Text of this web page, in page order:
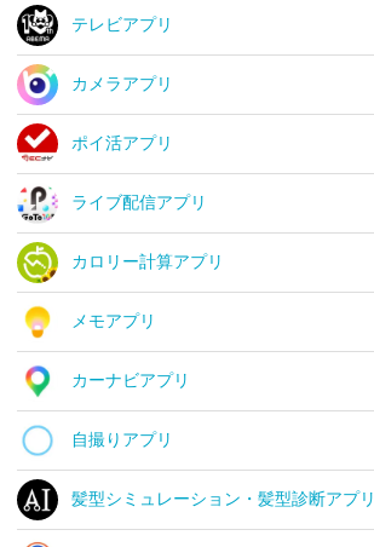
テレビアプリ
カメラアプリ
ポイ活アプリ
ライブ配信アプリ
カロリー計算アプリ
メモアプリ
カーナビアプリ
自撮りアプリ
髪型シミュレーション・髪型診断アプリ